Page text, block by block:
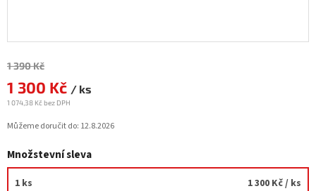
1 390 Kč
1 300 Kč / ks
1 074,38 Kč bez DPH
Měrná
Můžeme doručit do: 12.8.2026
Množstevní sleva
1 ks 1 300 Kč/ ks